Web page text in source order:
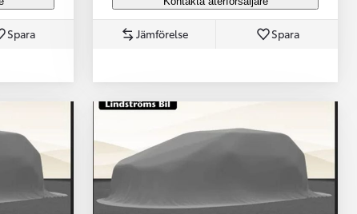
Spara Jämförelse Spara